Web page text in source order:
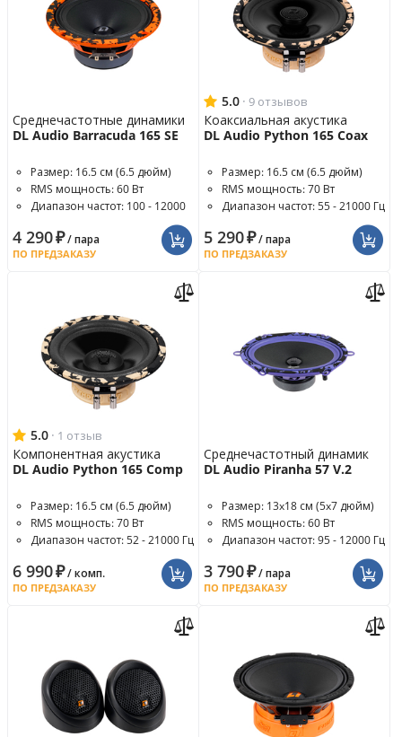
Среднечастотные динамики
DL Audio Barracuda 165 SE
Размер: 16.5 см (6.5 дюйм)
RMS мощность: 60 Вт
Диапазон частот: 100 - 12000
4 290₽/ пара
ПО ПРЕДЗАКАЗУ
5.0 · 9 отзывов
Коаксиальная акустика
DL Audio Python 165 Coax
Размер: 16.5 см (6.5 дюйм)
RMS мощность: 70 Вт
Диапазон частот: 55 - 21000 Гц
5 290₽/ пара
ПО ПРЕДЗАКАЗУ
5.0 · 1 отзыв
Компонентная акустика
DL Audio Python 165 Comp
Размер: 16.5 см (6.5 дюйм)
RMS мощность: 70 Вт
Диапазон частот: 52 - 21000 Гц
6 990₽/ комп.
ПО ПРЕДЗАКАЗУ
Среднечастотный динамик
DL Audio Piranha 57 V.2
Размер: 13x18 см (5x7 дюйм)
RMS мощность: 60 Вт
Диапазон частот: 95 - 12000 Гц
3 790₽/ пара
ПО ПРЕДЗАКАЗУ